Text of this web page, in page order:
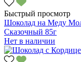
Быстрый просмотр
Шоколад на Меду
Сказочный 85г
Нет в наличии